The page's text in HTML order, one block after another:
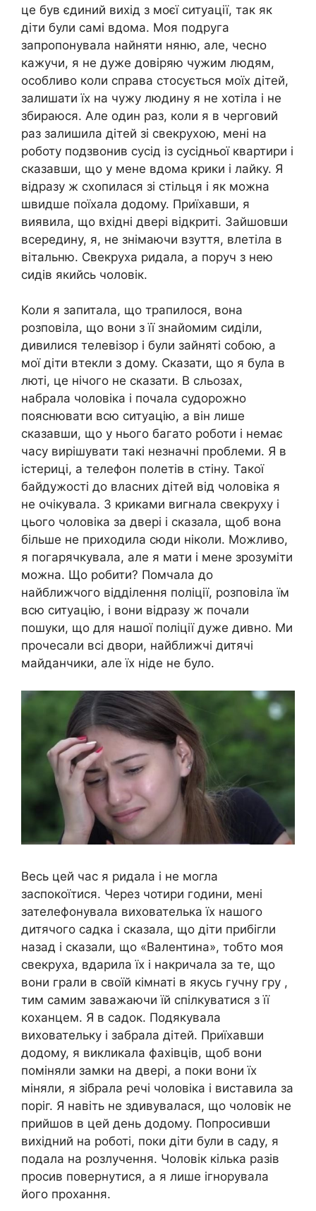
це був єдиний вихід з моєї ситуації, так як
діти були самі вдома. Моя подруга
запропонувала найняти няню, але, чесно
кажучи, я не дуже довіряю чужим людям,
особливо коли справа стосується моїх дітей,
залишати їх на чужу людину я не хотіла і не
збираюся. Але один раз, коли я в черговий
раз залишила дітей зі свекрухою, мені на
роботу подзвонив сусід із сусідньої квартири і
сказавши, що у мене вдома крики і лайку. Я
відразу ж схопилася зі стільця і як можна
швидше поїхала додому. Приїхавши, я
виявила, що вхідні двері відкриті. Зайшовши
всередину, я, не знімаючи взуття, влетіла в
вітальню. Свекруха ридала, а поруч з нею
сидів якийсь чоловік.
Коли я запитала, що трапилося, вона
розповіла, що вони з її знайомим сиділи,
дивилися телевізор і були зайняті собою, а
мої діти втекли з дому. Сказати, що я була в
люті, це нічого не сказати. В сльозах,
набрала чоловіка і почала судорожно
пояснювати всю ситуацію, а він лише
сказавши, що у нього багато роботи і немає
часу вирішувати такі незначні проблеми. Я в
істериці, а телефон полетів в стіну. Такої
байдужості до власних дітей від чоловіка я
не очікувала. З криками вигнала свекруху і
цього чоловіка за двері і сказала, щоб вона
більше не приходила сюди ніколи. Можливо,
я погарячкувала, але я мати і мене зрозуміти
можна. Що робити? Помчала до
найближчого відділення поліції, розповіла їм
всю ситуацію, і вони відразу ж почали
пошуки, що для нашої поліції дуже дивно. Ми
прочесали всі двори, найближчі дитячі
майданчики, але їх ніде не було.
Весь цей час я ридала і не могла
заспокоїтися. Через чотири години, мені
зателефонувала вихователька їх нашого
дитячого садка і сказала, що діти прибігли
назад і сказали, що «Валентина», тобто моя
свекруха, вдарила їх і накричала за те, що
вони грали в своїй кімнаті в якусь гучну гру ,
тим самим заважаючи їй спілкуватися з її
коханцем. Я в садок. Подякувала
виховательку і забрала дітей. Приїхавши
додому, я викликала фахівців, щоб вони
поміняли замки на двері, а поки вони їх
міняли, я зібрала речі чоловіка і виставила за
поріг. Я навіть не здивувалася, що чоловік не
прийшов в цей день додому. Попросивши
вихідний на роботі, поки діти були в саду, я
подала на розлучення. Чоловік кілька разів
просив повернутися, а я лише ігнорувала
його прохання.